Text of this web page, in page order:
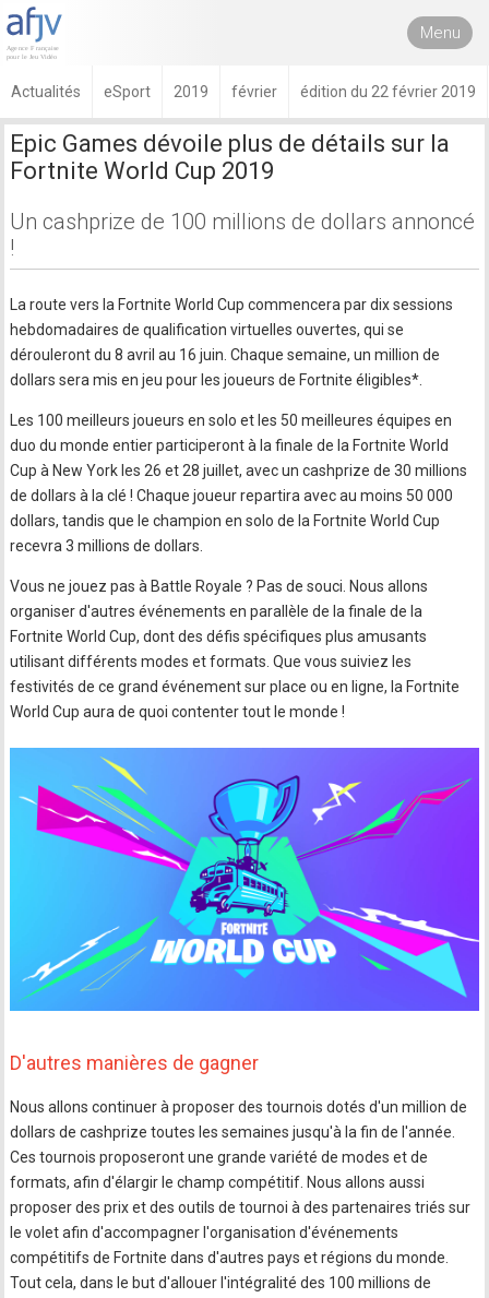
Menu
Actualités eSport 2019 février édition du 22 février 2019
Epic Games dévoile plus de détails sur la
Fortnite World Cup 2019
Un cashprize de 100 millions de dollars annoncé
!
La route vers la Fortnite World Cup commencera par dix sessions
hebdomadaires de qualification virtuelles ouvertes, qui se
dérouleront du 8 avril au 16 juin. Chaque semaine, un million de
dollars sera mis en jeu pour les joueurs de Fortnite éligibles*.
Les 100 meilleurs joueurs en solo et les 50 meilleures équipes en
duo du monde entier participeront à la finale de la Fortnite World
Cup à New York les 26 et 28 juillet, avec un cashprize de 30 millions
de dollars à la clé ! Chaque joueur repartira avec au moins 50 000
dollars, tandis que le champion en solo de la Fortnite World Cup
recevra 3 millions de dollars.
Vous ne jouez pas à Battle Royale ? Pas de souci. Nous allons
organiser d'autres événements en parallèle de la finale de la
Fortnite World Cup, dont des défis spécifiques plus amusants
utilisant différents modes et formats. Que vous suiviez les
festivités de ce grand événement sur place ou en ligne, la Fortnite
World Cup aura de quoi contenter tout le monde !
D'autres manières de gagner
Nous allons continuer à proposer des tournois dotés d'un million de
dollars de cashprize toutes les semaines jusqu'à la fin de l'année.
Ces tournois proposeront une grande variété de modes et de
formats, afin d'élargir le champ compétitif. Nous allons aussi
proposer des prix et des outils de tournoi à des partenaires triés sur
le volet afin d'accompagner l'organisation d'événements
compétitifs de Fortnite dans d'autres pays et régions du monde.
Tout cela, dans le but d'allouer l'intégralité des 100 millions de